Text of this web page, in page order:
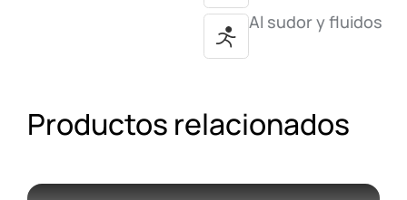
Al sudor y fluidos
Productos relacionados